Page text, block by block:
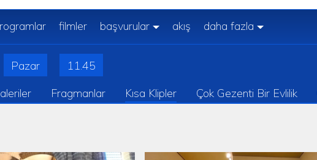
filmler başvurular akış daha fazla
Pazar
11.45
Fragmanlar Kısa Klipler Çok Gezenti Bir Evlilik